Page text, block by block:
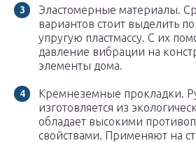
Эластомерные материалы.
вариантов стоит выделить
упругую пластмассу. С их
давление вибрации на
элементы дома.
Кремнеземные прокладки.
изготовляется из
обладает высокими
свойствами. Применяют на